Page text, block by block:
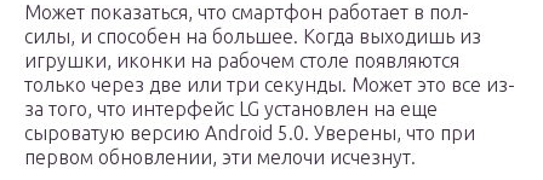
Может показаться, что смартфон работает в пол-
силы, и способен на большее. Когда выходишь из
игрушки, иконки на рабочем столе появляются
только через две или три секунды. Может это все из-
за того, что интерфейс LG установлен на еще
сыроватую версию Android 5.0. Уверены, что при
первом обновлении, эти мелочи исчезнут.